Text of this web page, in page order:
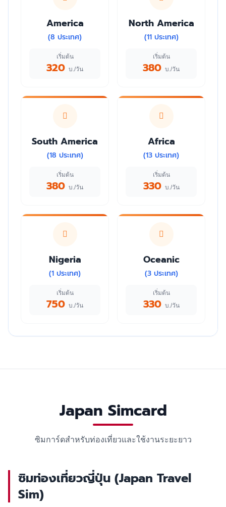
America
(8 ประเทศ)
เริ่มต้น
320 บ./วัน
North America
(11 ประเทศ)
เริ่มต้น
380 บ./วัน
South America
(18 ประเทศ)
เริ่มต้น
380 บ./วัน
Africa
(13 ประเทศ)
เริ่มต้น
330 บ./วัน
Nigeria
(1 ประเทศ)
เริ่มต้น
750 บ./วัน
Oceanic
(3 ประเทศ)
เริ่มต้น
330 บ./วัน
Japan Simcard
ซิมการ์ดสำหรับท่องเที่ยวและใช้งานระยะยาว
ซิมท่องเที่ยวญี่ปุ่น (Japan Travel
Sim)